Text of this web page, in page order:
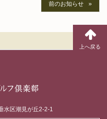
前のお知らせ
区潮見が丘2-2-1